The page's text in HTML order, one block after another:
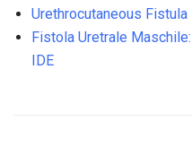
Urethrocutaneous
Fistola Uretrale
IDE